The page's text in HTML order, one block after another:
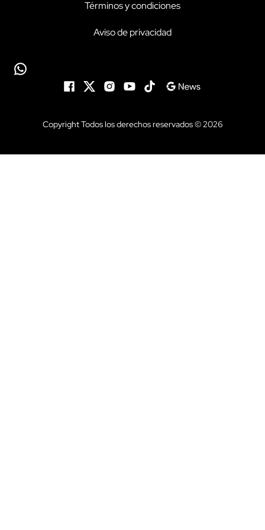
Términos y condiciones
Aviso de privacidad
Copyright Todos los derechos reservados © 2026